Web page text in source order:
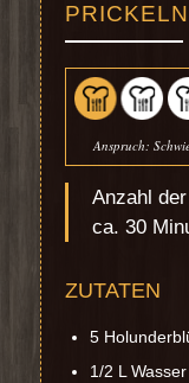
Anspruch:
Anzahl
ca. 30
ZUTATEN
5
1/2 L Wasser